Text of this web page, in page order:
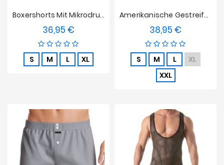
Boxershorts Mit Mikrodruckmuster Und Knopf Aus Baumwolle Impétus - Beige
36,95 €
S M L XL
Amerikanische Gestreifte Boxershorts Impetus - Blau
38,95 €
S M L
XL
XXL